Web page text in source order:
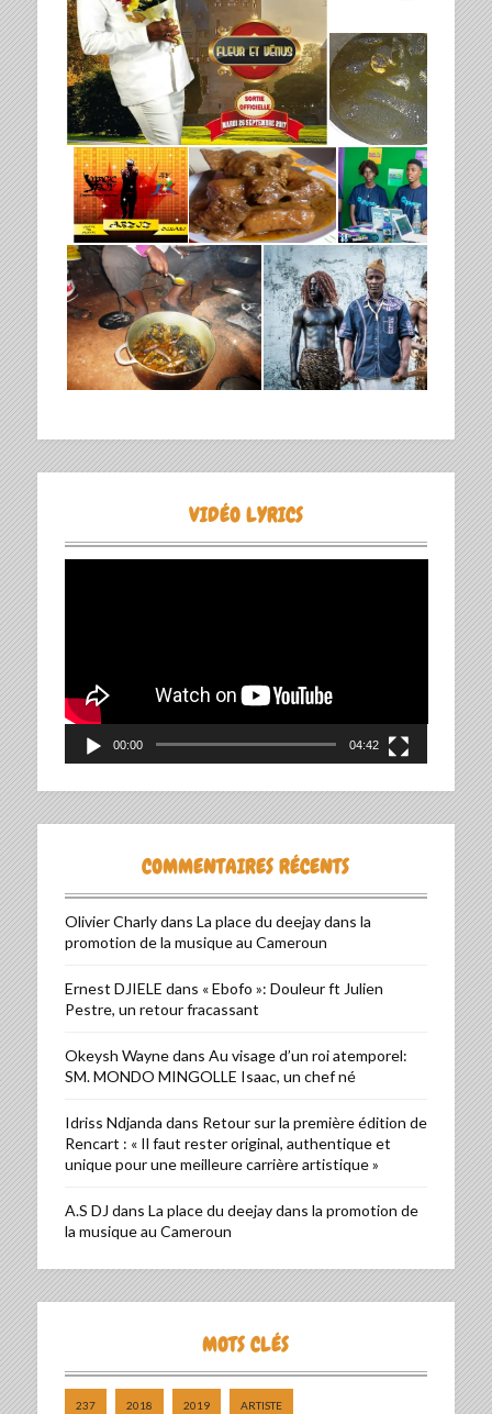
VIDÉO LYRICS
00:00 04:42
COMMENTAIRES RÉCENTS
Olivier Charlydans La place du deejay dans la
promotion de la musique au Cameroun
Ernest DJIELE dans « Ebofo »: Douleur ft Julien
Pestre, un retour fracassant
Okeysh Waynedans Au visage d’un roi atemporel:
SM. MONDO MINGOLLE Isaac, un chef né
Idriss Ndjanda dans Retour sur la première édition de
Rencart : « Il faut rester original, authentique et
unique pour une meilleure carrière artistique »
A.S DJ dans La place du deejay dans la promotion de
la musique au Cameroun
MOTS CLÉS
237 2018 2019 ARTISTE